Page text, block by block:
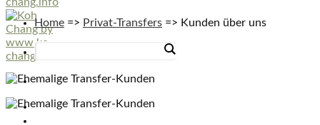
PRIVATE TRANSFERS
Home => Privat-Transfers => Kunden über uns